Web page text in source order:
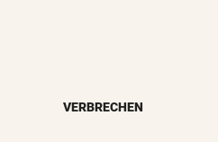
VERBRECHEN